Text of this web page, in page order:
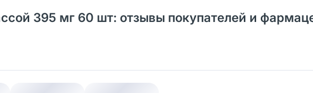
395 мг 60 шт: отзывы покупателей и